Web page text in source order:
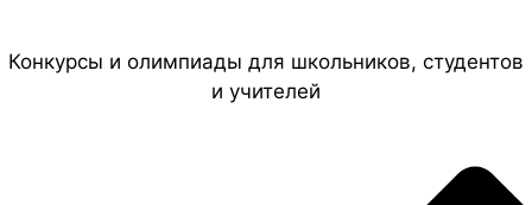
Конкурсы и олимпиады для школьников, студентов
и учителей